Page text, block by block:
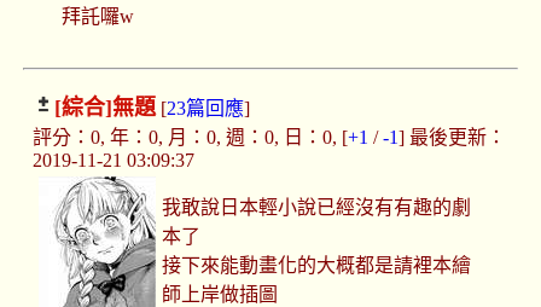
拜託囉w
[綜合]無題[23篇回應]
評分：0, 年：0, 月：0, 週：0, 日：0, [+1 /-1] 最後更新：
2019-11-21 03:09:37
我敢說日本輕小說已經沒有有趣的劇
本了
接下來能動畫化的大概都是請裡本繪
師上岸做插圖